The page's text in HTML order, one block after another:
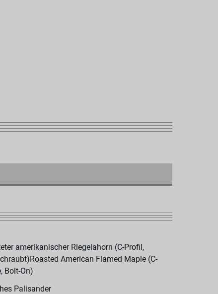
amerikanischer Riegelahorn (C-Profil,
American Flamed Maple (C-
Bolt-On)
Palisander